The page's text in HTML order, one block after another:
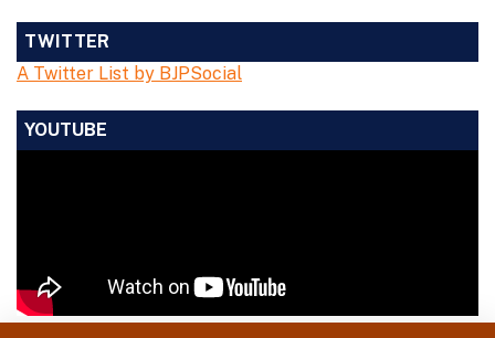
TWITTER
A Twitter List by BJPSocial
YOUTUBE